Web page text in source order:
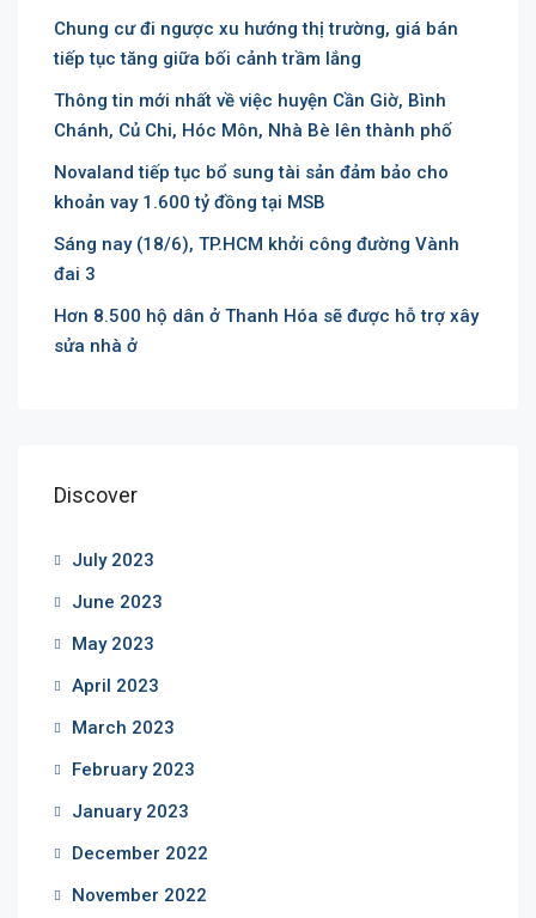
Chung cư đi ngược xu hướng thị trường, giá bán
tiếp tục tăng giữa bối cảnh trầm lắng
Thông tin mới nhất về việc huyện Cần Giờ, Bình
Chánh, Củ Chi, Hóc Môn, Nhà Bè lên thành phố
Novaland tiếp tục bổ sung tài sản đảm bảo cho
khoản vay 1.600 tỷ đồng tại MSB
Sáng nay (18/6), TP.HCM khởi công đường Vành
đai 3
Hơn 8.500 hộ dân ở Thanh Hóa sẽ được hỗ trợ xây
sửa nhà ở
Discover
July 2023
June 2023
May 2023
April 2023
March 2023
February 2023
January 2023
December 2022
November 2022